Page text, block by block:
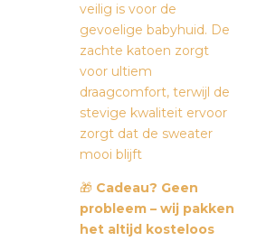
veilig is voor de
gevoelige babyhuid. De
zachte katoen zorgt
voor ultiem
draagcomfort, terwijl de
stevige kwaliteit ervoor
zorgt dat de sweater
mooi blijft
🎁 Cadeau? Geen
probleem – wij pakken
het altijd kosteloos